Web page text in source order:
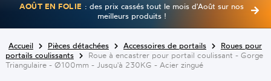
AOÛT EN FOLIE : des prix cassés tout le mois d'Août sur nos
meilleurs produits !
Accueil Pièces détachées Accessoires de portails
Roues pour
portails coulissants
Roue à encastrer pour portail coulissant - Gorge
Triangulaire - Ø100mm - Jusqu'à 230KG - Acier zingué